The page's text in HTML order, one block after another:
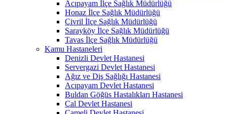
Acıpayam İlçe Sağlık Müdürlüğü
Honaz İlçe Sağlık Müdürlüğü
Çivril İlçe Sağlık Müdürlüğü
Sarayköy İlçe Sağlık Müdürlüğü
Tavas İlçe Sağlık Müdürlüğü
Kamu Hastaneleri
Denizli Devlet Hastanesi
Servergazi Devlet Hastanesi
Ağız ve Diş Sağlığı Hastanesi
Acıpayam Devlet Hastanesi
Buldan Göğüs Hastalıkları Hastanesi
Çal Devlet Hastanesi